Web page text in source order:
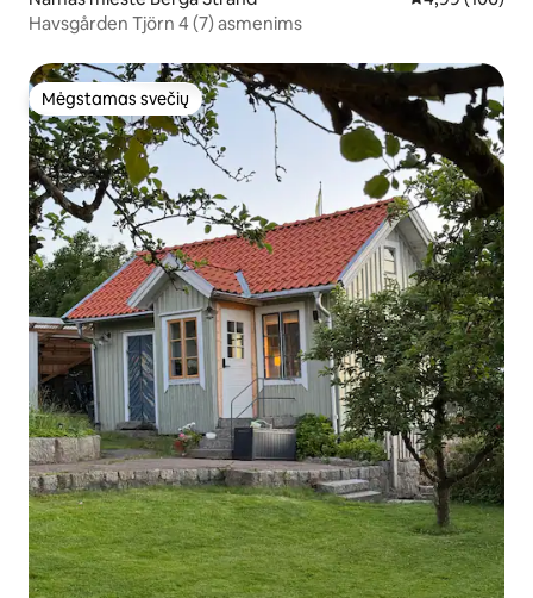
Havsgården Tjörn 4 (7) asmenims
Mėgstamas svečių
Mėgstamas svečių